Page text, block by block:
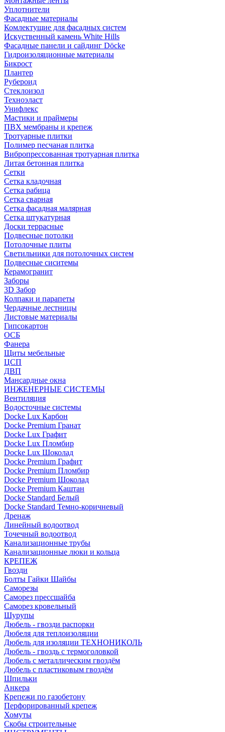
Уплотнители
Фасадные материалы
Комлектущие для фасадных систем
Искуственный камень White Hills
Фасадные панели и сайдинг Döcke
Гидроизоляционные материалы
Бикрост
Плантер
Рубероид
Стеклоизол
Техноэласт
Унифлекс
Мастики и праймеры
ПВХ мембраны и крепеж
Тротуарные плитки
Полимер песчаная плитка
Вибропрессованная тротуарная плитка
Литая бетонная плитка
Сетки
Сетка кладочная
Сетка рабица
Сетка сварная
Сетка фасадная малярная
Сетка штукатурная
Доски террасные
Подвесные потолки
Потолочные плиты
Светильники для потолочных систем
Подвесные сиситемы
Керамогранит
Заборы
3D Забор
Колпаки и парапеты
Чердачные лестницы
Листовые материалы
Гипсокартон
ОСБ
Фанера
Щиты мебельные
ЦСП
ДВП
Мансардные окна
ИНЖЕНЕРНЫЕ СИСТЕМЫ
Вентиляция
Водосточные системы
Docke Lux Карбон
Docke Premium Гранат
Docke Lux Графит
Docke Lux Пломбир
Docke Lux Шоколад
Docke Premium Графит
Docke Premium Пломбир
Docke Premium Шоколад
Docke Premium Каштан
Docke Standard Белый
Docke Standard Темно-коричневый
Дренаж
Линейный водоотвод
Точечный водоотвод
Канализационные трубы
Канализационные люки и кольца
КРЕПЕЖ
Гвозди
Болты Гайки Шайбы
Саморезы
Саморез прессшайба
Саморез кровельный
Шурупы
Дюбель - гвозди распорки
Дюбеля для теплоизоляции
Дюбель для изоляции ТЕХНОНИКОЛЬ
Дюбель - гвоздь с термоголовкой
Дюбель с металлическим гвоздём
Дюбель с пластиковым гвоздём
Шпильки
Анкера
Крепежи по газобетону
Перфорированный крепеж
Хомуты
Скобы строительные